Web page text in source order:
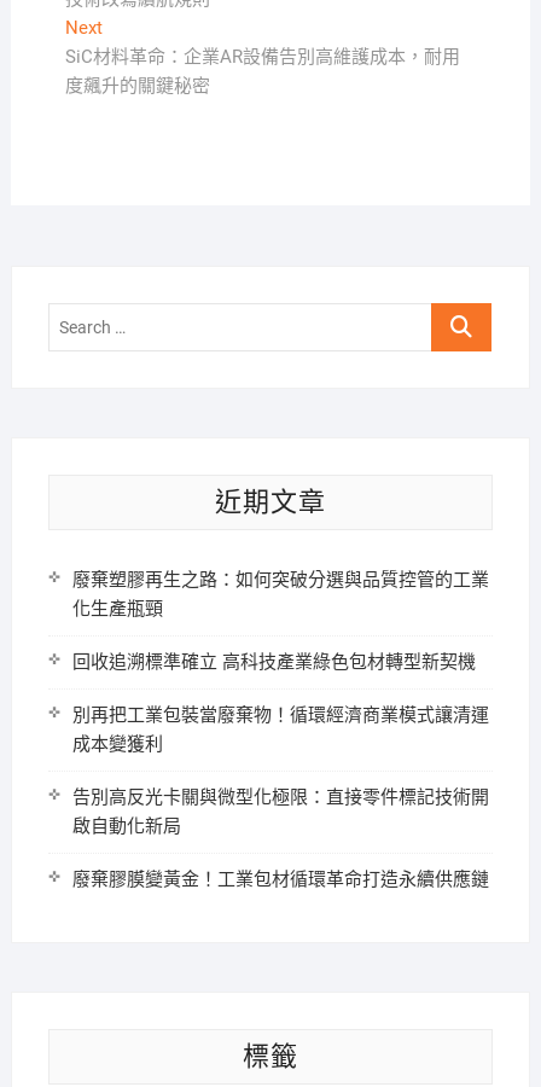
導
覽
NextNext
post:
SiC材料革命：企業AR設備告別高維護成本，耐用
度飆升的關鍵秘密
Search
近期文章
廢棄塑膠再生之路：如何突破分選與品質控管的工業
化生產瓶頸
回收追溯標準確立 高科技產業綠色包材轉型新契機
別再把工業包裝當廢棄物！循環經濟商業模式讓清運
成本變獲利
告別高反光卡關與微型化極限：直接零件標記技術開
啟自動化新局
廢棄膠膜變黃金！工業包材循環革命打造永續供應鏈
標籤